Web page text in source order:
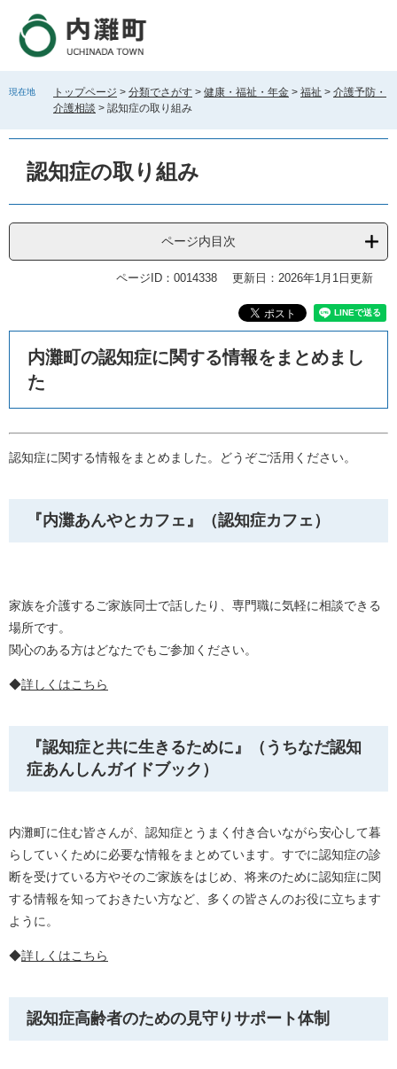
す
し
現在地 トップページ > 分類でさがす > 健康・福祉・年金 > 福祉 > 介護予防・
介護相談 > 認知症の取り組み
認知症の取り組み
ページ内目次
ページID：0014338 更新日：2026年1月1日更新
内灘町の認知症に関する情報をまとめまし
た
認知症に関する情報をまとめました。どうぞご活用ください。
『内灘あんやとカフェ』（認知症カフェ）
家族を介護するご家族同士で話したり、専門職に気軽に相談できる
場所です。
関心のある方はどなたでもご参加ください。
◆詳しくはこちら
『認知症と共に生きるために』（うちなだ認知
症あんしんガイドブック）
内灘町に住む皆さんが、認知症とうまく付き合いながら安心して暮
らしていくために必要な情報をまとめています。すでに認知症の診
断を受けている方やそのご家族をはじめ、将来のために認知症に関
する情報を知っておきたい方など、多くの皆さんのお役に立ちます
ように。
◆詳しくはこちら
認知症高齢者のための見守りサポート体制